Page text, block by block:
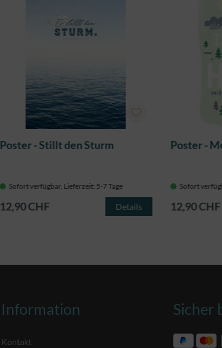
Poster - Stillt den Sturm
Sofort verfügbar, Lieferzeit: 5-7 Tage
12,90 CHF Details
Poster -
Sofort
12,90 CHF
Information
Kontakt
Sicher